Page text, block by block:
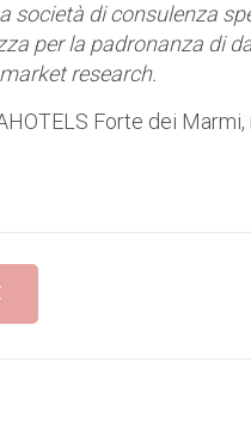
società di consulenza
per la padronanza di
research.
Forte dei